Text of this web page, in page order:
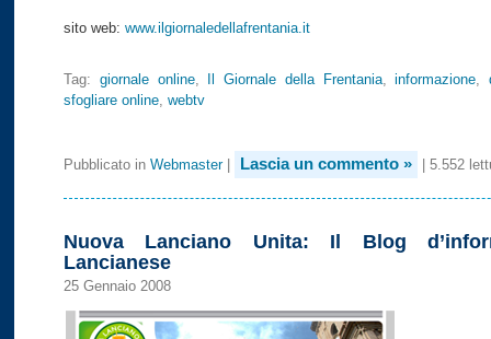
sito web: www.ilgiornaledellafrentania.it
Tag: giornale online, Il Giornale della Frentania,informazione
sfogliare online webtv
Pubblicato in Webmaster| Lascia un commento » | 5.552
Nuova Lanciano Unita: Il Blog
Lancianese
25 Gennaio 2008